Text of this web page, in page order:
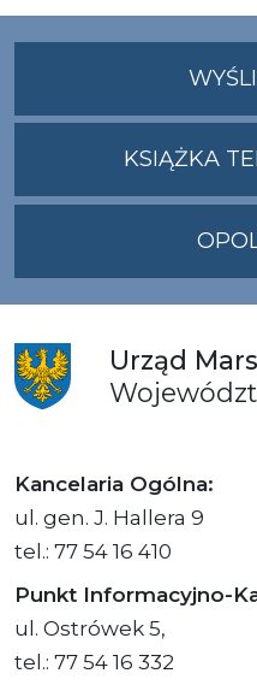
KSIĄŻKA
Urząd
Kancelaria Ogólna:
ul. gen. J. Hallera 9
tel.: 77 54 16 410
Punkt Informacyjno-
ul. Ostrówek 5,
tel.: 77 54 16 332